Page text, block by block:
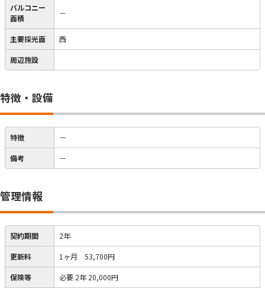
バルコニー
面積
－
主要採光面 西
周辺施設
特徴・設備
特徴 －
備考 －
管理情報
契約期間 2年
更新料 1ヶ月 53,700円
保険等 必要 2年 20,000円